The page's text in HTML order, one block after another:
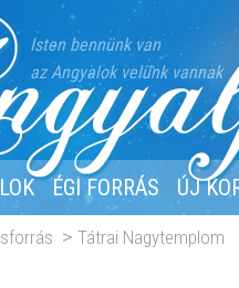
Isten bennünk van
az Angyalok velünk vannak
ÉGI FORRÁS ÚJ
Tátrai Nagytemplom